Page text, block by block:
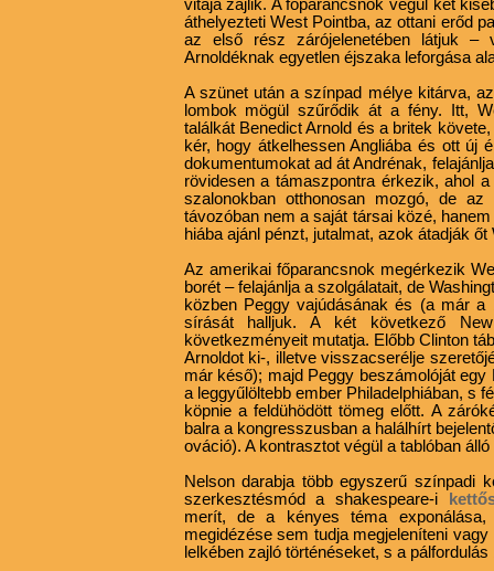
vitája zajlik. A főparancsnok végül két
áthelyezteti West Pointba, az ottani erőd
az első rész zárójelenetében látjuk –
Arnoldéknak egyetlen éjszaka leforgása
A szünet után a színpad mélye kitárva,
lombok mögül szűrődik át a fény. Itt,
találkát Benedict Arnold és a britek
kér, hogy átkelhessen Angliába és ott új
dokumentumokat ad át Andrénak,
rövidesen a támaszpontra érkezik, ahol
szalonokban otthonosan mozgó, de
távozóban nem a saját társai közé,
hiába ajánl pénzt, jutalmat, azok átadják
Az amerikai főparancsnok megérkezik
borét – felajánlja a szolgálatait, de
közben Peggy vajúdásának és (a már
sírását halljuk. A két következő
következményeit mutatja. Előbb Clinton
Arnoldot ki-, illetve visszacserélje
már késő); majd Peggy beszámolóját
a leggyűlöltebb ember Philadelphiában, s
köpnie a feldühödött tömeg előtt. A
balra a kongresszusban a halálhírt
ováció). A kontrasztot végül a tablóban
Nelson darabja több egyszerű színpadi
szerkesztésmód a shakespeare-i
merít, de a kényes téma
megidézése sem tudja megjeleníteni
lelkében zajló történéseket, s a